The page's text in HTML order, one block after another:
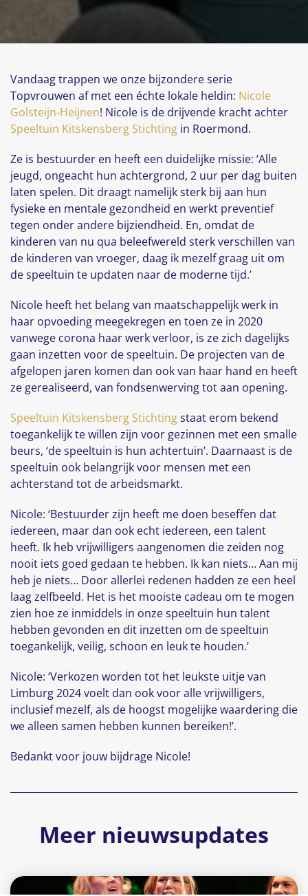
Vandaag trappen we onze bijzondere serie
Topvrouwen af met een échte lokale heldin: Nicole
Golsteijn-Heijnen! Nicole is de drijvende kracht achter
Speeltuin Kitskensberg Stichting in Roermond.
Ze is bestuurder en heeft een duidelijke missie: ‘Alle
jeugd, ongeacht hun achtergrond, 2 uur per dag buiten
laten spelen. Dit draagt namelijk sterk bij aan hun
fysieke en mentale gezondheid en werkt preventief
tegen onder andere bijziendheid. En, omdat de
kinderen van nu qua beleefwereld sterk verschillen van
de kinderen van vroeger, daag ik mezelf graag uit om
de speeltuin te updaten naar de moderne tijd.’
Nicole heeft het belang van maatschappelijk werk in
haar opvoeding meegekregen en toen ze in 2020
vanwege corona haar werk verloor, is ze zich dagelijks
gaan inzetten voor de speeltuin. De projecten van de
afgelopen jaren komen dan ook van haar hand en heeft
ze gerealiseerd, van fondsenwerving tot aan opening.
Speeltuin Kitskensberg Stichtingstaat erom bekend
toegankelijk te willen zijn voor gezinnen met een smalle
beurs, ‘de speeltuin is hun achtertuin’. Daarnaast is de
speeltuin ook belangrijk voor mensen met een
achterstand tot de arbeidsmarkt.
Nicole: ‘Bestuurder zijn heeft me doen beseffen dat
iedereen, maar dan ook echt iedereen, een talent
heeft. Ik heb vrijwilligers aangenomen die zeiden nog
nooit iets goed gedaan te hebben. Ik kan niets… Aan mij
heb je niets… Door allerlei redenen hadden ze een heel
laag zelfbeeld. Het is het mooiste cadeau om te mogen
zien hoe ze inmiddels in onze speeltuin hun talent
hebben gevonden en dit inzetten om de speeltuin
toegankelijk, veilig, schoon en leuk te houden.’
Nicole: ‘Verkozen worden tot het leukste uitje van
Limburg 2024 voelt dan ook voor alle vrijwilligers,
inclusief mezelf, als de hoogst mogelijke waardering die
we alleen samen hebben kunnen bereiken!’.
Bedankt voor jouw bijdrage Nicole!
Meer nieuwsupdates